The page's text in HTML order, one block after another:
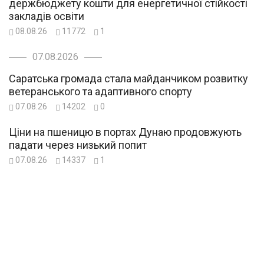
держбюджету кошти для енергетичної стійкості
закладів освіти
08.08.26 11772 1
07.08.2026
Саратська громада стала майданчиком розвитку
ветеранського та адаптивного спорту
07.08.26 14202 0
Ціни на пшеницю в портах Дунаю продовжують
падати через низький попит
07.08.26 14337 1